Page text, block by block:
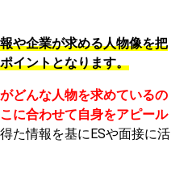
や企業が求める人物像を把
イントとなります。
どんな人物を求めているの
に合わせて自身をアピール
得た情報を基にESや面接に活